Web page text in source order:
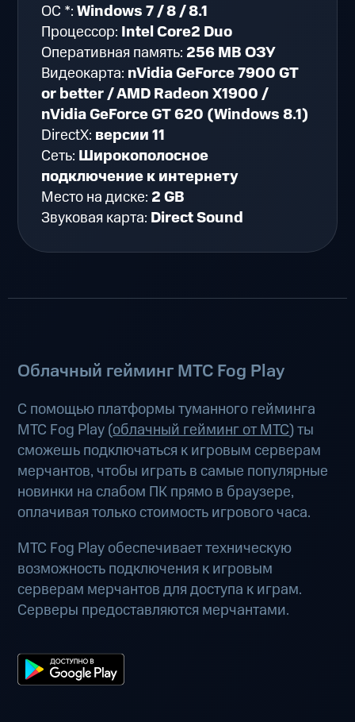
ОС *:Windows 7 / 8 / 8.1
Процессор: Intel Core2 Duo
Оперативная память: 256 MB ОЗУ
Видеокарта: nVidia GeForce 7900 GT
or better / AMD Radeon X1900 /
nVidia GeForce GT 620 (Windows 8.1)
DirectX: версии 11
Сеть: Широкополосное
подключение к интернету
Место на диске: 2 GB
Звуковая карта: Direct Sound
Облачный гейминг МТС Fog Play
С помощью платформы туманного гейминга
МТС Fog Play (облачный гейминг от МТС) ты
сможешь подключаться к игровым серверам
мерчантов, чтобы играть в самые популярные
новинки на слабом ПК прямо в браузере,
оплачивая только стоимость игрового часа.
МТС Fog Play обеспечивает техническую
возможность подключения к игровым
серверам мерчантов для доступа к играм.
Серверы предоставляются мерчантами.